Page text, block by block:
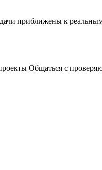
приближены к
Общаться с